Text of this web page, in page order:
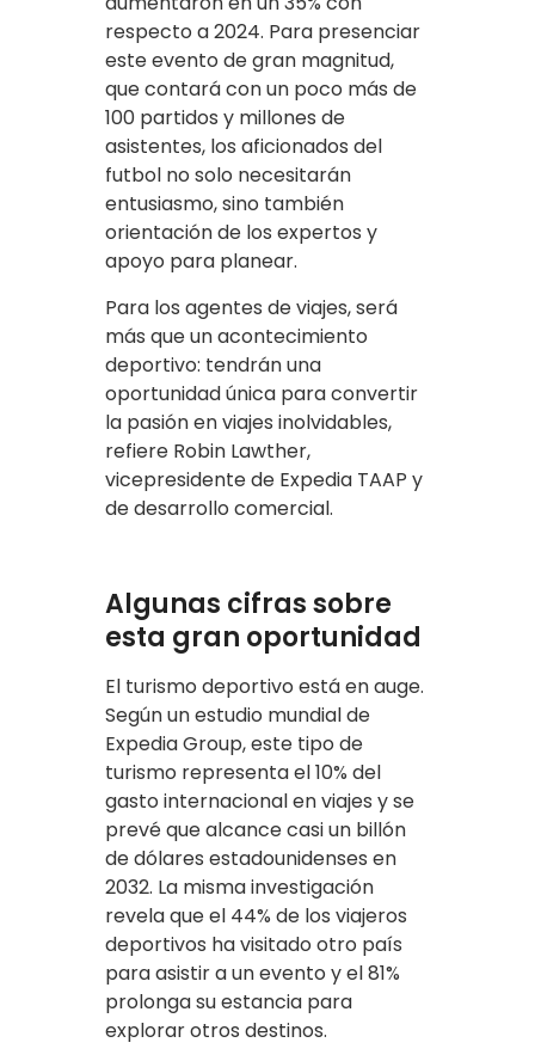
respecto a 2024. Para presenciar
este evento de gran magnitud,
que contará con un poco más de
100 partidos y millones de
asistentes, los aficionados del
futbol no solo necesitarán
entusiasmo, sino también
orientación de los expertos y
apoyo para planear.
Para los agentes de viajes, será
más que un acontecimiento
deportivo: tendrán una
oportunidad única para convertir
la pasión en viajes inolvidables,
refiere Robin Lawther,
vicepresidente de Expedia TAAP y
de desarrollo comercial.
Algunas cifras sobre
esta gran oportunidad
El turismo deportivo está en auge.
Según un estudio mundial de
Expedia Group, este tipo de
turismo representa el 10% del
gasto internacional en viajes y se
prevé que alcance casi un billón
de dólares estadounidenses en
2032. La misma investigación
revela que el 44% de los viajeros
deportivos ha visitado otro país
para asistir a un evento y el 81%
prolonga su estancia para
explorar otros destinos.